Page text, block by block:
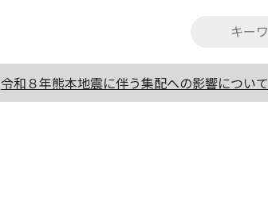
令和８年熊本地震に伴う集配への影響について